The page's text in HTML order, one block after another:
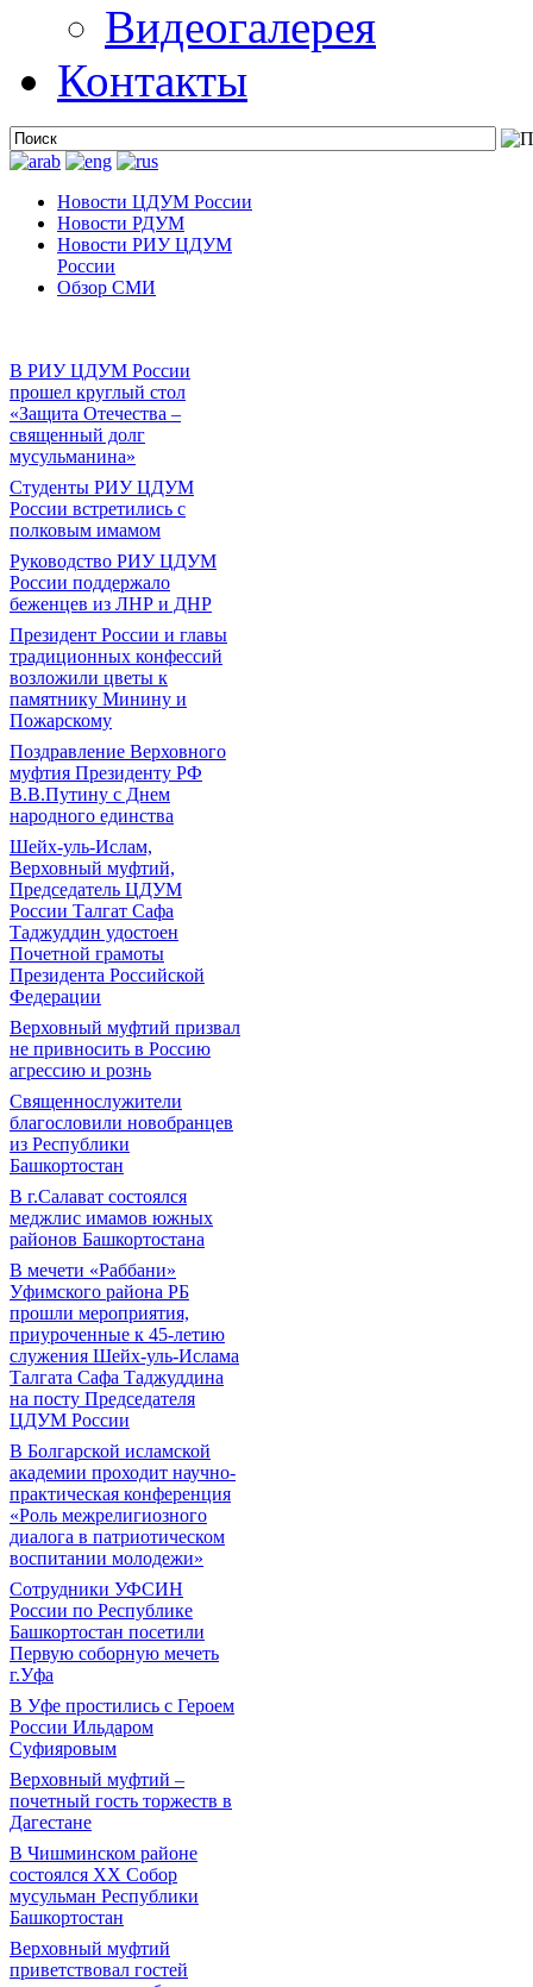
Видеогалерея
Контакты
Новости ЦДУМ России
Новости РДУМ
Новости РИУ ЦДУМ
России
Обзор СМИ
В РИУ ЦДУМ России
прошел круглый стол
«Защита Отечества –
священный долг
мусульманина»
Студенты РИУ ЦДУМ
России встретились с
полковым имамом
Руководство РИУ ЦДУМ
России поддержало
беженцев из ЛНР и ДНР
Президент России и главы
традиционных конфессий
возложили цветы к
памятнику Минину и
Пожарскому
Поздравление Верховного
муфтия Президенту РФ
В.В.Путину с Днем
народного единства
Шейх-уль-Ислам,
Верховный муфтий,
Председатель ЦДУМ
России Талгат Сафа
Таджуддин удостоен
Почетной грамоты
Президента Российской
Федерации
Верховный муфтий призвал
не привносить в Россию
агрессию и рознь
Священнослужители
благословили новобранцев
из Республики
Башкортостан
В г.Салават состоялся
меджлис имамов южных
районов Башкортостана
В мечети «Раббани»
Уфимского района РБ
прошли мероприятия,
приуроченные к 45-летию
служения Шейх-уль-Ислама
Талгата Сафа Таджуддина
на посту Председателя
ЦДУМ России
В Болгарской исламской
академии проходит научно-
практическая конференция
«Роль межрелигиозного
диалога в патриотическом
воспитании молодежи»
Сотрудники УФСИН
России по Республике
Башкортостан посетили
Первую соборную мечеть
г.Уфа
В Уфе простились с Героем
России Ильдаром
Суфияровым
Верховный муфтий –
почетный гость торжеств в
Дагестане
В Чишминском районе
состоялся XX Собор
мусульман Республики
Башкортостан
Верховный муфтий
приветствовал гостей